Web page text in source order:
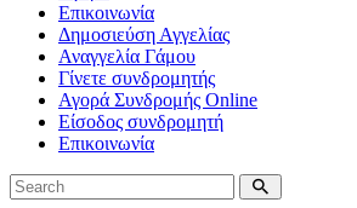
Επικοινωνία
Δημοσιεύση Αγγελίας
Αναγγελία Γάμου
Γίνετε συνδρομητής
Αγορά Συνδρομής Online
Είσοδος συνδρομητή
Επικοινωνία